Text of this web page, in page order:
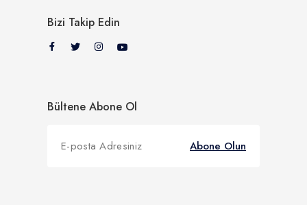
Bizi Takip Edin
Bültene Abone Ol
Abone Olun